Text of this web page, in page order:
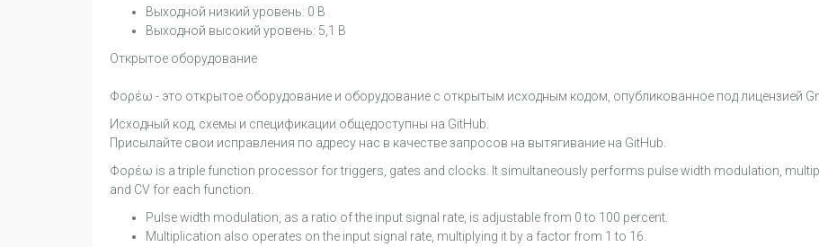
Выходной низкий уровень: 0 В
Выходной высокий уровень: 5,1 В
Открытое оборудование
Φορέω - это открытое оборудование и оборудование с открытым исходным кодом, опубликованное под лицензией
Исходный код, схемы и спецификации общедоступны на GitHub.
Присылайте свои исправления по адресу нас в качестве запросов на вытягивание на GitHub.
Φορέω is a triple function processor for triggers, gates and clocks. It simultaneously performs pulse width modulation,
and CV for each function.
Pulse width modulation, as a ratio of the input signal rate, is adjustable from 0 to 100 percent.
Multiplication also operates on the input signal rate, multiplying it by a factor from 1 to 16.